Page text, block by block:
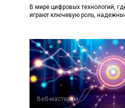
В мире цифровых технологий,
играют ключевую роль,
Веб-мастерам